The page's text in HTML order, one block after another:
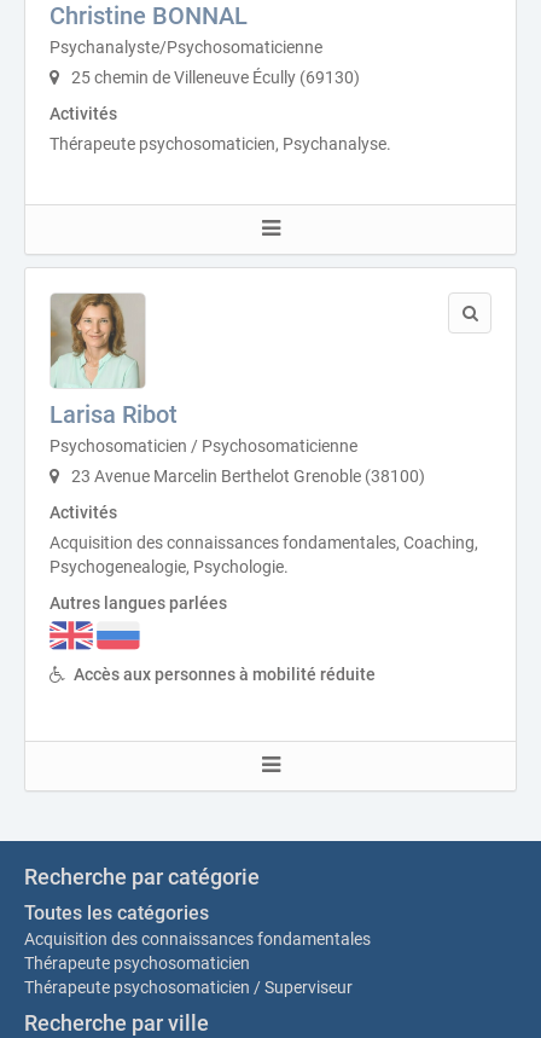
Christine BONNAL
Psychanalyste/Psychosomaticienne
25 chemin de Villeneuve Écully (69130)
Activités
Thérapeute psychosomaticien, Psychanalyse.
Larisa Ribot
Psychosomaticien / Psychosomaticienne
23 Avenue Marcelin Berthelot Grenoble (38100)
Activités
Acquisition des connaissances fondamentales, Coaching,
Psychogenealogie, Psychologie.
Autres langues parlées
Accès aux personnes à mobilité réduite
Recherche par catégorie
Toutes les catégories
Acquisition des connaissances fondamentales
Thérapeute psychosomaticien
Thérapeute psychosomaticien / Superviseur
Recherche par ville